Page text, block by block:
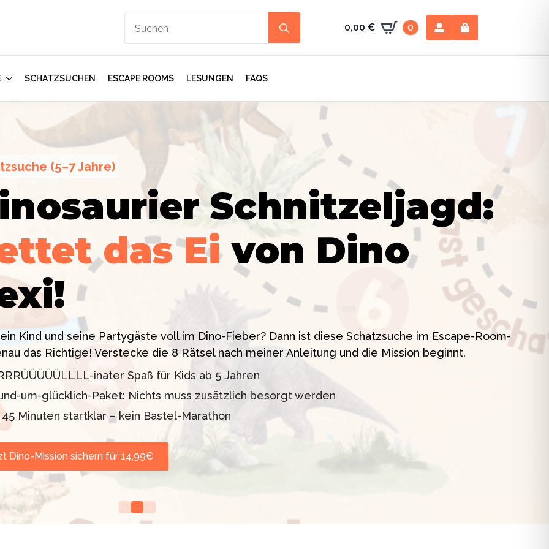
0,00 € 0
SCHATZSUCHEN ESCAPE ROOMS LESUNGEN FAQS
–
TV-Profi (ZDF "1, 2
Rooms zum
(5–7 Jahre)
Schnitzeljagd:
das Ei von Dino
Kind und seine Partygäste voll im Dino-Fieber? Dann ist diese Schatzsuche im Escape-Room-
das Richtige! Verstecke die 8 Rätsel nach meiner Anleitung und die Mission beginnt.
inater Spaß für Kids ab 5 Jahren
um-glücklich-Paket: Nichts muss zusätzlich besorgt werden
45 Minuten startklar – kein Bastel-Marathon
Dino-Mission sichern für 14,99€
Im
High-Tech Labor! Unser 24-seitiges PDF enthält
Knackt den Fall in 90 Minuten!
12–99 Jahre)
inklusive
werden